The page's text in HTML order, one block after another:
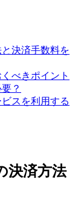
決済手数料を
べきポイント
？
スを利用する
決済方法